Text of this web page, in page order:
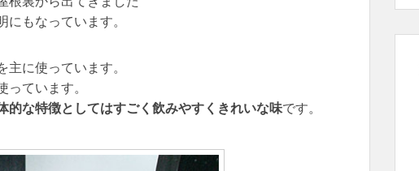
にもなっています。
主に使っています。
っています。
的な特徴としてはすごく飲みやすくきれいな味です。